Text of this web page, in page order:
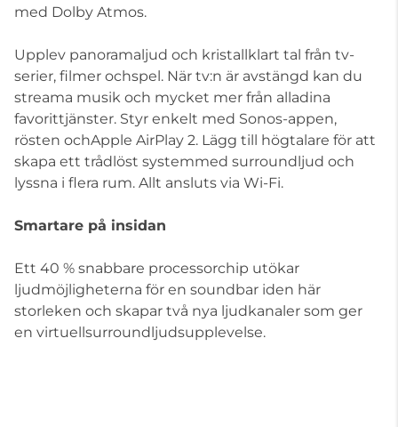
med Dolby Atmos.
Upplev panoramaljud och kristallklart tal från tv-
serier, filmer ochspel. När tv:n är avstängd kan du
streama musik och mycket mer från alladina
favorittjänster. Styr enkelt med Sonos-appen,
rösten ochApple AirPlay 2. Lägg till högtalare för att
skapa ett trådlöst systemmed surroundljud och
lyssna i flera rum. Allt ansluts via Wi-Fi.
Smartare på insidan
Ett 40 % snabbare processorchip utökar
ljudmöjligheterna för en soundbar iden här
storleken och skapar två nya ljudkanaler som ger
en virtuellsurroundljudsupplevelse.